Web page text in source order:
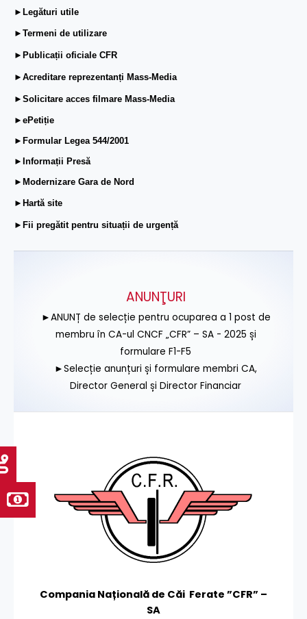
►Legături utile
►Termeni de utilizare
►Publicații oficiale CFR
►Acreditare reprezentanți Mass-Media
►Solicitare acces filmare Mass-Media
►ePetiție
►Formular Legea 544/2001
►Informații Presă
►Modernizare Gara de Nord
►Hartă site
►Fii pregătit pentru situații de urgență
ANUNŢURI
►ANUNȚ de selecție pentru ocuparea a 1 post de
membru în CA-ul CNCF „CFR” – SA - 2025 și
formulare F1-F5
►Selecție anunțuri și formulare membri CA,
Director General și Director Financiar
Compania Națională de Căi Ferate ”CFR” –
SA